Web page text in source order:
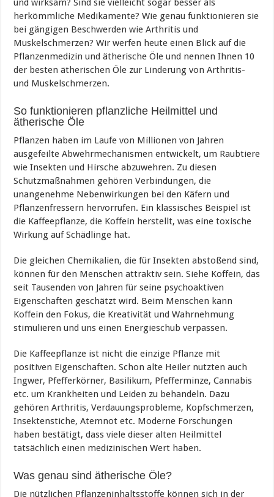
und wirksam? Sind sie vielleicht sogar besser als
herkömmliche Medikamente? Wie genau funktionieren sie
bei gängigen Beschwerden wie Arthritis und
Muskelschmerzen? Wir werfen heute einen Blick auf die
Pflanzenmedizin und ätherische Öle und nennen Ihnen 10
der besten ätherischen Öle zur Linderung von Arthritis-
und Muskelschmerzen.
So funktionieren pflanzliche Heilmittel und
ätherische Öle
Pflanzen haben im Laufe von Millionen von Jahren
ausgefeilte Abwehrmechanismen entwickelt, um Raubtiere
wie Insekten und Hirsche abzuwehren. Zu diesen
Schutzmaßnahmen gehören Verbindungen, die
unangenehme Nebenwirkungen bei den Käfern und
Pflanzenfressern hervorrufen. Ein klassisches Beispiel ist
die Kaffeepflanze, die Koffein herstellt, was eine toxische
Wirkung auf Schädlinge hat.
Die gleichen Chemikalien, die für Insekten abstoßend sind,
können für den Menschen attraktiv sein. Siehe Koffein, das
seit Tausenden von Jahren für seine psychoaktiven
Eigenschaften geschätzt wird. Beim Menschen kann
Koffein den Fokus, die Kreativität und Wahrnehmung
stimulieren und uns einen Energieschub verpassen.
Die Kaffeepflanze ist nicht die einzige Pflanze mit
positiven Eigenschaften. Schon alte Heiler nutzten auch
Ingwer, Pfefferkörner, Basilikum, Pfefferminze, Cannabis
etc. um Krankheiten und Leiden zu behandeln. Dazu
gehören Arthritis, Verdauungsprobleme, Kopfschmerzen,
Insektenstiche, Atemnot etc. Moderne Forschungen
haben bestätigt, dass viele dieser alten Heilmittel
tatsächlich einen medizinischen Wert haben.
Was genau sind ätherische Öle?
Die nützlichen Pflanzeninhaltsstoffe können sich in der